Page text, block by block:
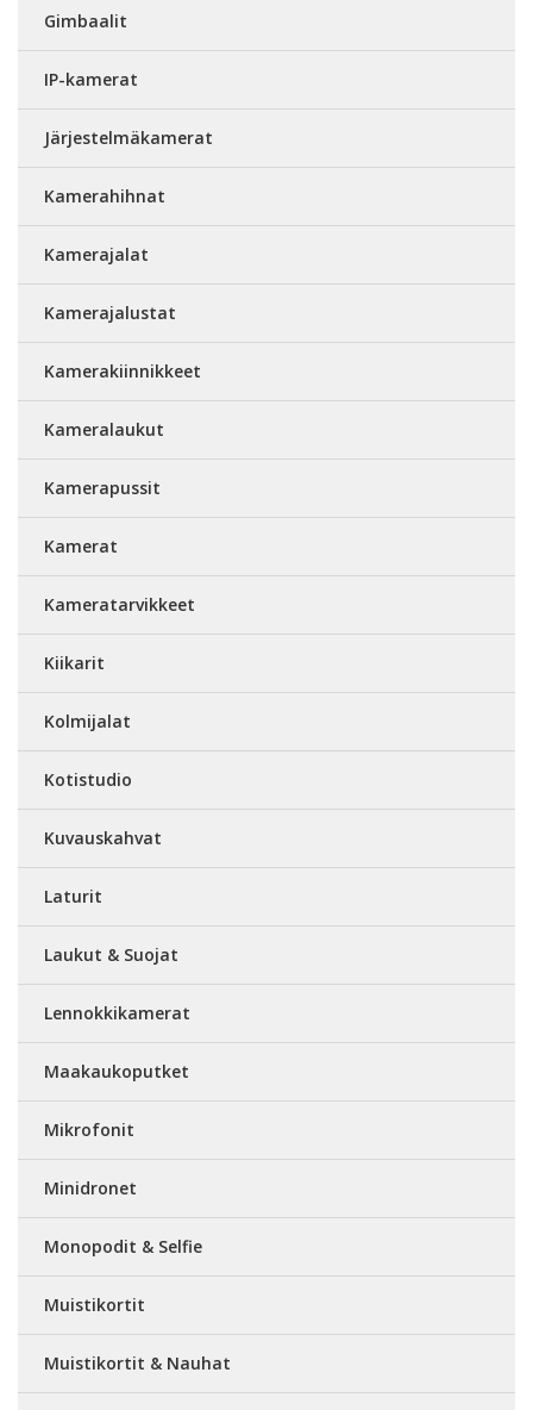
Gimbaalit
IP-kamerat
Järjestelmäkamerat
Kamerahihnat
Kamerajalat
Kamerajalustat
Kamerakiinnikkeet
Kameralaukut
Kamerapussit
Kamerat
Kameratarvikkeet
Kiikarit
Kolmijalat
Kotistudio
Kuvauskahvat
Laturit
Laukut & Suojat
Lennokkikamerat
Maakaukoputket
Mikrofonit
Minidronet
Monopodit & Selfie
Muistikortit
Muistikortit & Nauhat